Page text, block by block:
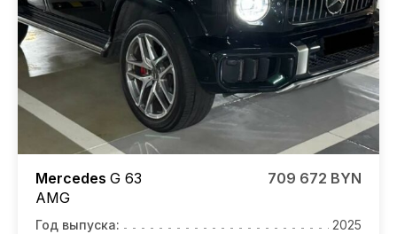
Mercedes G 63
AMG
709 672 BYN
Год выпуска:
2025